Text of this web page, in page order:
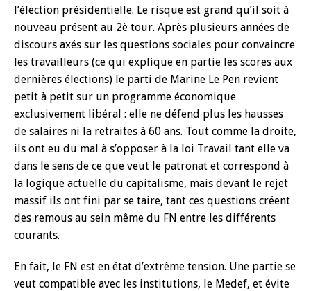
l’élection présidentielle. Le risque est grand qu’il soit à
nouveau présent au 2è tour. Après plusieurs années de
discours axés sur les questions sociales pour convaincre
les travailleurs (ce qui explique en partie les scores aux
dernières élections) le parti de Marine Le Pen revient
petit à petit sur un programme économique
exclusivement libéral : elle ne défend plus les hausses
de salaires ni la retraites à 60 ans. Tout comme la droite,
ils ont eu du mal à s’opposer à la loi Travail tant elle va
dans le sens de ce que veut le patronat et correspond à
la logique actuelle du capitalisme, mais devant le rejet
massif ils ont fini par se taire, tant ces questions créent
des remous au sein même du FN entre les différents
courants.
En fait, le FN est en état d’extrême tension. Une partie se
veut compatible avec les institutions, le Medef, et évite